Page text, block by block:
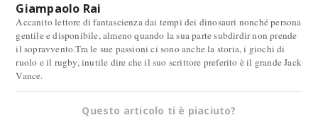
Giampaolo Rai
Accanito lettore di fantascienza dai tempi dei dinosauri nonché persona
gentile e disponibile, almeno quando la sua parte subdirdir non prende
il sopravvento.Tra le sue passioni ci sono anche la storia, i giochi di
ruolo e il rugby, inutile dire che il suo scrittore preferito è il grande Jack
Vance.
Questo articolo ti è piaciuto?